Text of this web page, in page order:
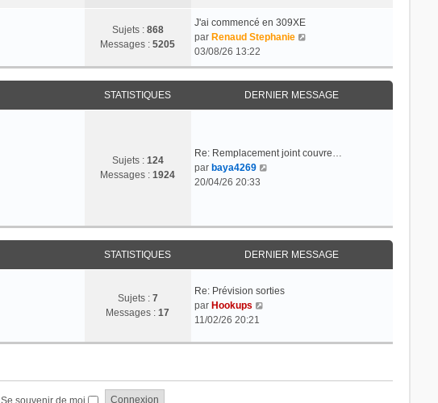
e
r
l
e
d
e
r
e
r
m
s
a
g
e
Sujets : 868
Messages :5205
J'ai commencé en 309XE
par Renaud Stephanie
n
s
u
l
r
r
n
i
e
s
e
03/08/26 13:22
STATISTIQUES DERNIER MESSAGE
Sujets : 124
Messages :1924
Re: Remplacement joint couvre…
par baya4269
u
l
t
e
l
e
i
20/04/26 20:33
STATISTIQUES DERNIER MESSAGE
Sujets : 7
Messages :17
Re: Prévision sorties
par Hookups
s
11/02/26 20:21
Se souvenir de moi